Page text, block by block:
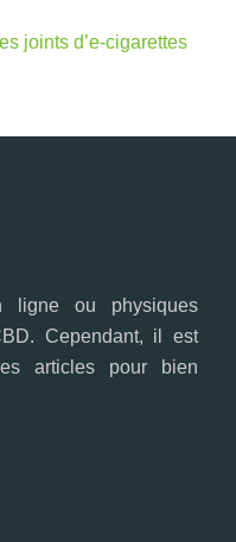
joints d’e-cigarettes
ligne ou physiques
Cependant, il est
articles pour bien